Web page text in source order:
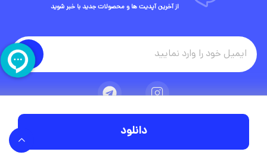
دانلود
از آخرین آپدیت ها و محصولات جدید با خبر شوید
تمامی حقوق مادی و معنوی این وبسایت متعلق به شرکت ویوید ویژوال است.